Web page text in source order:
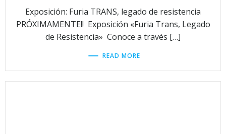
Exposición: Furia TRANS, legado de resistencia
PRÓXIMAMENTE!! Exposición «Furia Trans, Legado
de Resistencia» Conoce a través […]
READ MORE